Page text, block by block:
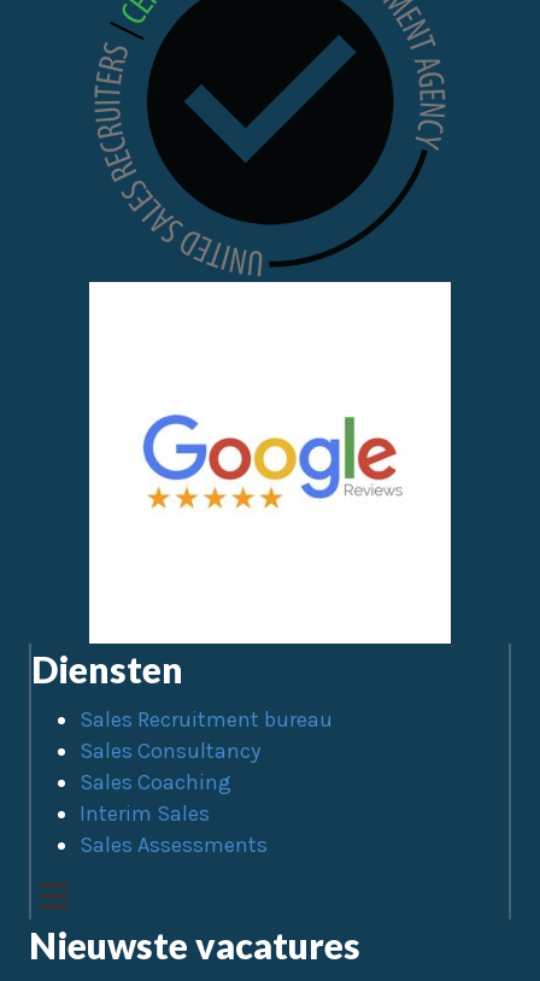
Diensten
Sales Recruitment bureau
Sales Consultancy
Sales Coaching
Interim Sales
Sales Assessments
Nieuwste vacatures